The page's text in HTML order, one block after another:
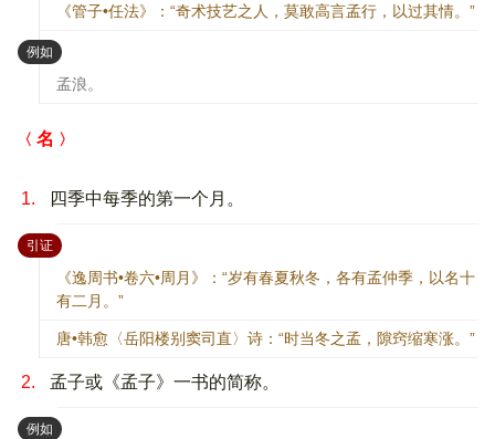
《管子•任法》：“奇术技艺之人，莫敢高言孟行，以过其情。”
例如 ：
孟浪。
名
1. 四季中每季的第一个月。
引证：
《逸周书•卷六•周月》：“岁有春夏秋冬，各有孟仲季，以名十
有二月。”
唐•韩愈〈岳阳楼别窦司直〉诗：“时当冬之孟，隙窍缩寒涨。”
2. 孟子或《孟子》一书的简称。
例如 ：